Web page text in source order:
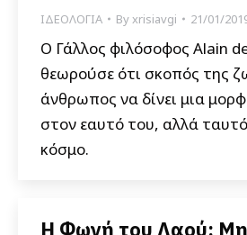
ΙΔΕΟΛΟΓΙΑ Byxrisiavgi 21/01/
Ο Γάλλος φιλόσοφος Alain
θεωρούσε ότι σκοπός της
άνθρωπος να δίνει μια
στον εαυτό του, αλλά
κόσμο.
Η Φωνή του Λαού: